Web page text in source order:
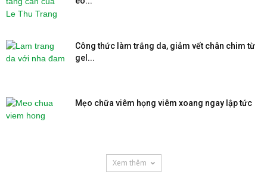
Công thức làm trắng da, giảm vết chân chim từ
gel...
Mẹo chữa viêm họng viêm xoang ngay lập tức
Xem thêm